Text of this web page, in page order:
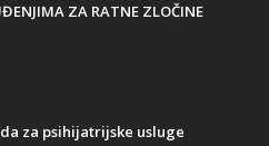
ZA RATNE ZLOČINE
za psihijatrijske usluge